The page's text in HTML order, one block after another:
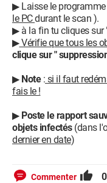
▶ Laisse le programme
le PCdurant le scan ).
▶ à la fin tu cliques sur
▶Vérifie que tous les
clique sur "
▶ Note : si il faut
fais le !
▶ Poste le rapport
objets infectés (dans
dernier en date)
Commenter 0